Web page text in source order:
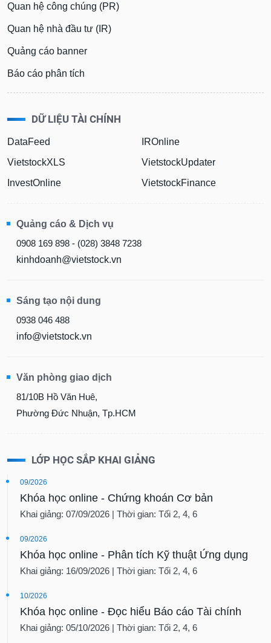
Quan hệ công chúng (PR)
Quan hệ nhà đầu tư (IR)
Quảng cáo banner
Báo cáo phân tích
DỮ LIỆU TÀI CHÍNH
DataFeed
VietstockXLS
InvestOnline
IROnline
VietstockUpdater
VietstockFinance
Quảng cáo & Dịch vụ
0908 169 898 - (028) 3848 7238
kinhdoanh@vietstock.vn
Sáng tạo nội dung
0938 046 488
info@vietstock.vn
Văn phòng giao dịch
81/10B Hồ Văn Huê,
Phường Đức Nhuận, Tp.HCM
LỚP HỌC SẮP KHAI GIẢNG
09/2026
Khóa học online - Chứng khoán Cơ bản
Khai giảng: 07/09/2026 | Thời gian: Tối 2, 4, 6
09/2026
Khóa học online - Phân tích Kỹ thuật Ứng dụng
Khai giảng: 16/09/2026 | Thời gian: Tối 2, 4, 6
10/2026
Khóa học online - Đọc hiểu Báo cáo Tài chính
Khai giảng: 05/10/2026 | Thời gian: Tối 2, 4, 6